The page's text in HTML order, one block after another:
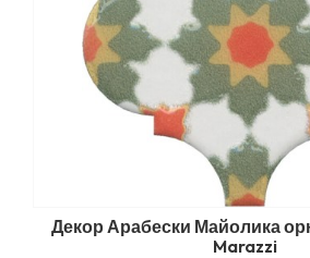
Декор Арабески Майолика
Marazzi